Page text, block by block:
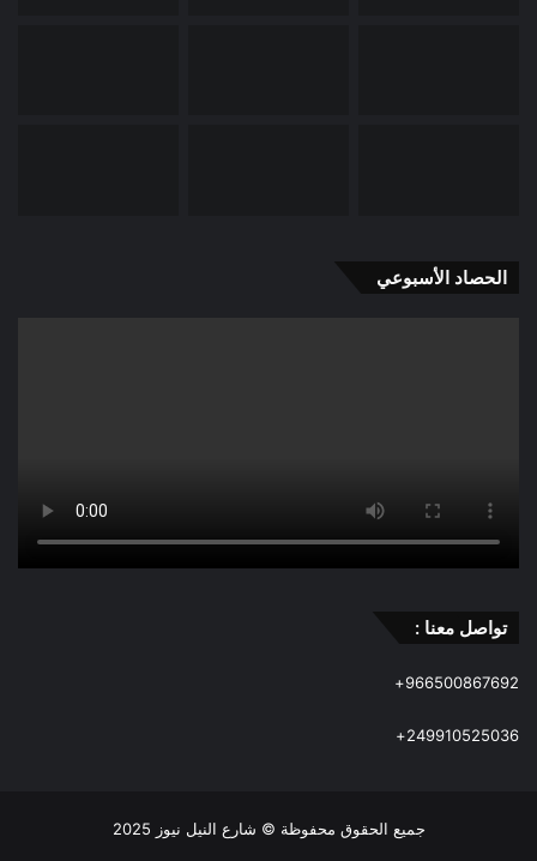
الحصاد الأسبوعي
تواصل معنا :
966500867692+
249910525036+
جميع الحقوق محفوظة © شارع النيل نيوز 2025